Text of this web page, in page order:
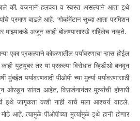
की, वजनाने हलक्या व स्वस्त असल्याने आता इथे
प्रमाण वाढले आहे. ‘गोर्व्हमेंटान सुध्दा आता परमिशन
माझ्याकडे अजून काही बोलण्यासारखे राहिलेच नव्हते.
प्रकल्पाने कोकणातील पर्यावरणाचा ऱ्हास होईल
युट्यूबर तर या प्रकल्पा विरोधात व्हिडीओ बनवून
पर्यावरणवादी पीओपी च्या मुर्त्या पर्यावरणासाठी
सांगत आहेत, विसर्जनानंतर मुर्त्यांची होणारी
इथे जागृकता कशी नाही याचे मला आश्‍चर्य वाटले.
आहे, त्यामुळे पीओपीच्या मुर्त्यांमुळे इथे हानी होणार